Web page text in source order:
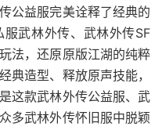
公益服完美诠释了经典的
武林外传、武林外传SF
法，还原原版江湖的纯粹
典造型、释放原声技能，
这款武林外传公益服、武
多武林外传怀旧服中脱颖